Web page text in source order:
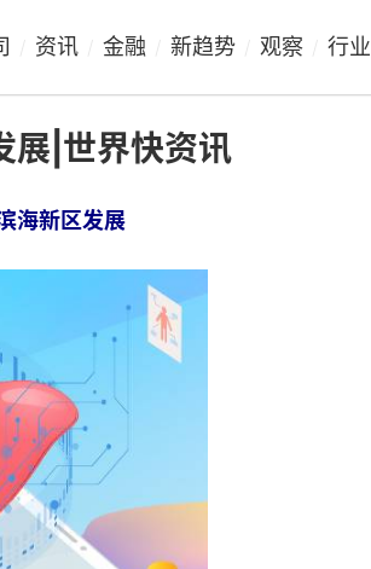
资讯 金融 新趋势 观察 行业
展|世界快资讯
海新区发展